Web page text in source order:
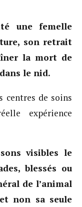
une femelle
son retrait
la mort de
le nid.
centres de soins
expérience
visibles le
blessés ou
de l’animal
non sa seule